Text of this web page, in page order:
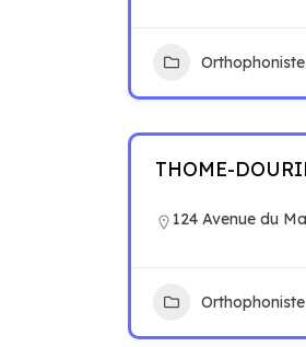
Orthophoniste
THOME-
124 Avenue du
Orthophoniste